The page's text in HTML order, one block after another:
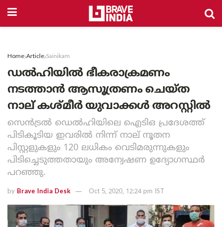
Home Article Sainikam
ഡൽഹിയിൽ ഭീകരാക്രമണം
നടത്താൻ ആസൂത്രണം ചെയ്ത
നാല് കശ്മീർ യുവാക്കൾ അറസ്റ്റിൽ
സെൻട്രൽ ഡെൽഹിയിലെ ഐടിഒ പ്രദേശത്ത്
പിടികൂടിയ ഇവരിൽ നിന്ന് നാല് നൂതന
പിസ്റ്റളുകളും 120 ലധികം വെടിമരുന്നുകളും
പിടിച്ചെടുത്തതായും അന്വേഷണ ഉദ്യോഗസ്ഥർ
പറഞ്ഞു.
by Brave India Desk Oct 5, 2020, 12:24 pm IST